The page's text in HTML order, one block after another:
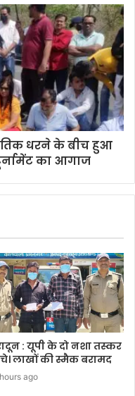
धरने के बीच हुआ
का आगाज
: यूपी के दो नशा तस्कर
लाखों की स्मैक बरामद
ago